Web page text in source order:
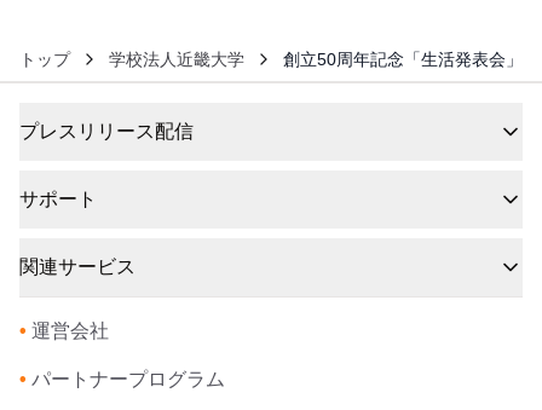
トップ 学校法人近畿大学 創立50周年記念「生活発表会」
プレスリリース配信
サポート
関連サービス
• 運営会社
• パートナープログラム